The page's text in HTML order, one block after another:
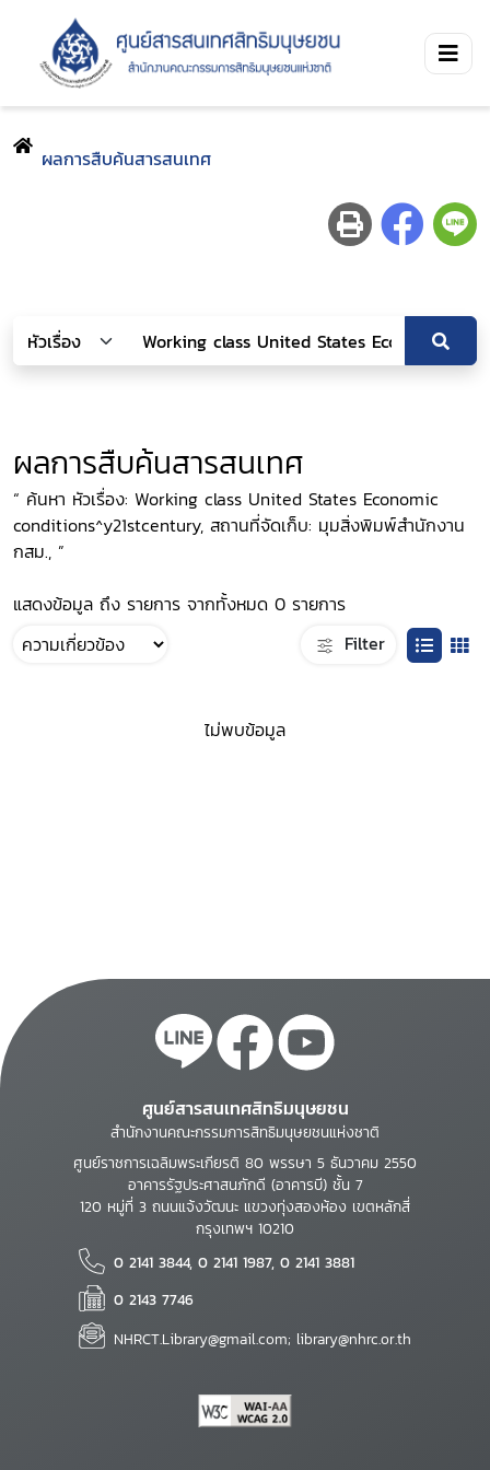
ผลการสืบค้นสารสนเทศ
ผลการสืบค้นสารสนเทศ
“ ค้นหา หัวเรื่อง: Working class United States Economic
conditions^y21stcentury, สถานที่จัดเก็บ: มุมสิ่งพิมพ์สำนักงาน
กสม., ”
แสดงข้อมูล ถึง รายการ จากทั้งหมด 0 รายการ
Filter
ไม่พบข้อมูล
ศูนย์สารสนเทศสิทธิมนุษยชน
สำนักงานคณะกรรมการสิทธิมนุษยชนแห่งชาติ
ศูนย์ราชการเฉลิมพระเกียรติ 80 พรรษา 5 ธันวาคม 2550
อาคารรัฐประศาสนภักดี (อาคารบี) ชั้น 7
120 หมู่ที่ 3 ถนนแจ้งวัฒนะ แขวงทุ่งสองห้อง เขตหลักสี่
กรุงเทพฯ 10210
0 2141 3844, 0 2141 1987, 0 2141 3881
0 2143 7746
NHRCT.Library@gmail.com; library@nhrc.or.th